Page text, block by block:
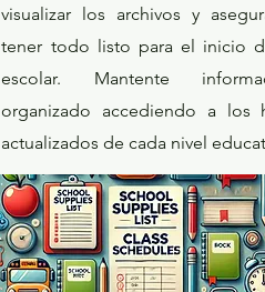
visualizar los archivos y
tener todo listo para el inicio
escolar. Mantente
organizado accediendo a los
actualizados de cada nivel